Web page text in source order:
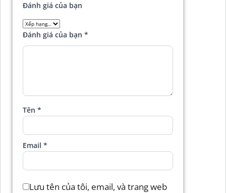
Đánh giá của bạn
Đánh giá của bạn *
Tên *
Email *
Lưu tên của tôi, email, và trang web